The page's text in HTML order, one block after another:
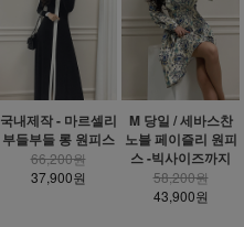
국내제작 - 마르셀리
부들부들 롱 원피스
66,200원
37,900원
M 당일 / 세바스찬
노블 페이즐리 원피
스 -빅사이즈까지
58,200원
43,900원